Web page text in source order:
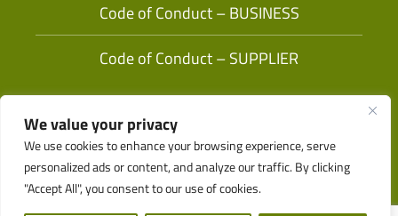
We value your privacy
We use cookies to enhance your browsing experience, serve
personalized ads or content, and analyze our traffic. By clicking
"Accept All", you consent to our use of cookies.
Code of Conduct – BUSINESS
Code of Conduct – SUPPLIER